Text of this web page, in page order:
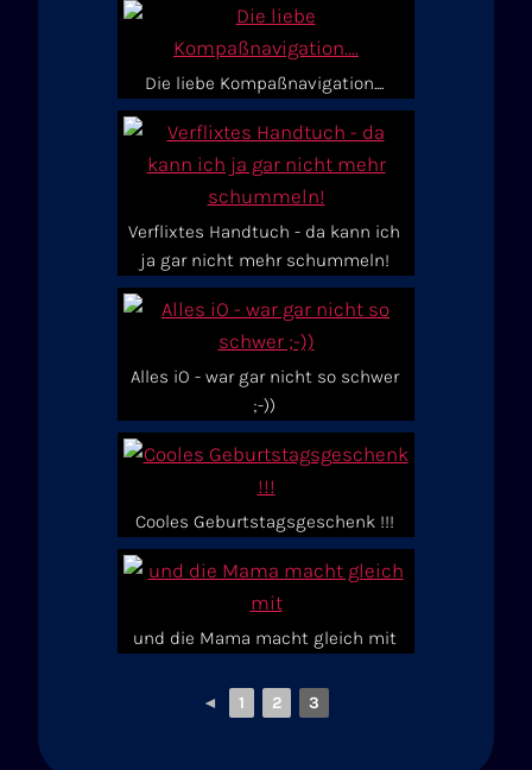
Die liebe Kompaßnavigation....
Verflixtes Handtuch - da kann ich
ja gar nicht mehr schummeln!
Alles iO - war gar nicht so schwer
;-))
Cooles Geburtstagsgeschenk !!!
und die Mama macht gleich mit
◄ 1 2 3